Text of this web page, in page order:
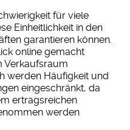
für viele
Einheitlichkeit in den
garantieren können.
online gemacht
Verkaufsraum
werden Häufigkeit und
eingeschränkt, da
ertragsreichen
werden